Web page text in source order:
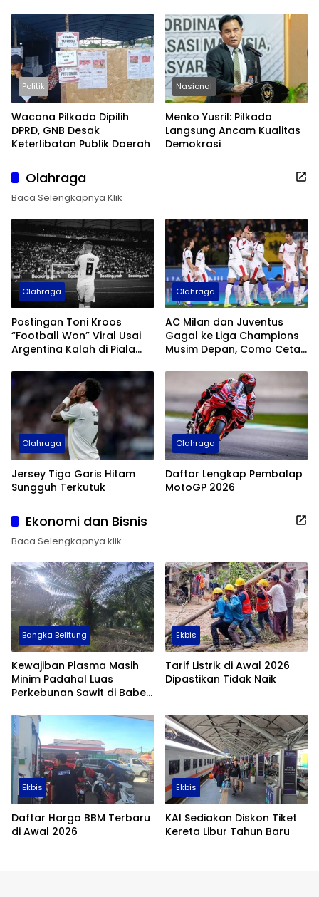
Politik
Wacana Pilkada Dipilih
DPRD, GNB Desak
Keterlibatan Publik Daerah
Nasional
Menko Yusril: Pilkada
Langsung Ancam Kualitas
Demokrasi
Olahraga
Baca Selengkapnya Klik
Olahraga
Postingan Toni Kroos
“Football Won” Viral Usai
Argentina Kalah di Piala
Olahraga
AC Milan dan Juventus
Gagal ke Liga Champions
Musim Depan, Como Cetak
Olahraga
Jersey Tiga Garis Hitam
Sungguh Terkutuk
Olahraga
Daftar Lengkap Pembalap
MotoGP 2026
Ekonomi dan Bisnis
Baca Selengkapnya klik
Bangka Belitung
Kewajiban Plasma Masih
Minim Padahal Luas
Perkebunan Sawit di Babel
Ekbis
Tarif Listrik di Awal 2026
Dipastikan Tidak Naik
Ekbis
Daftar Harga BBM Terbaru
di Awal 2026
Ekbis
KAI Sediakan Diskon Tiket
Kereta Libur Tahun Baru